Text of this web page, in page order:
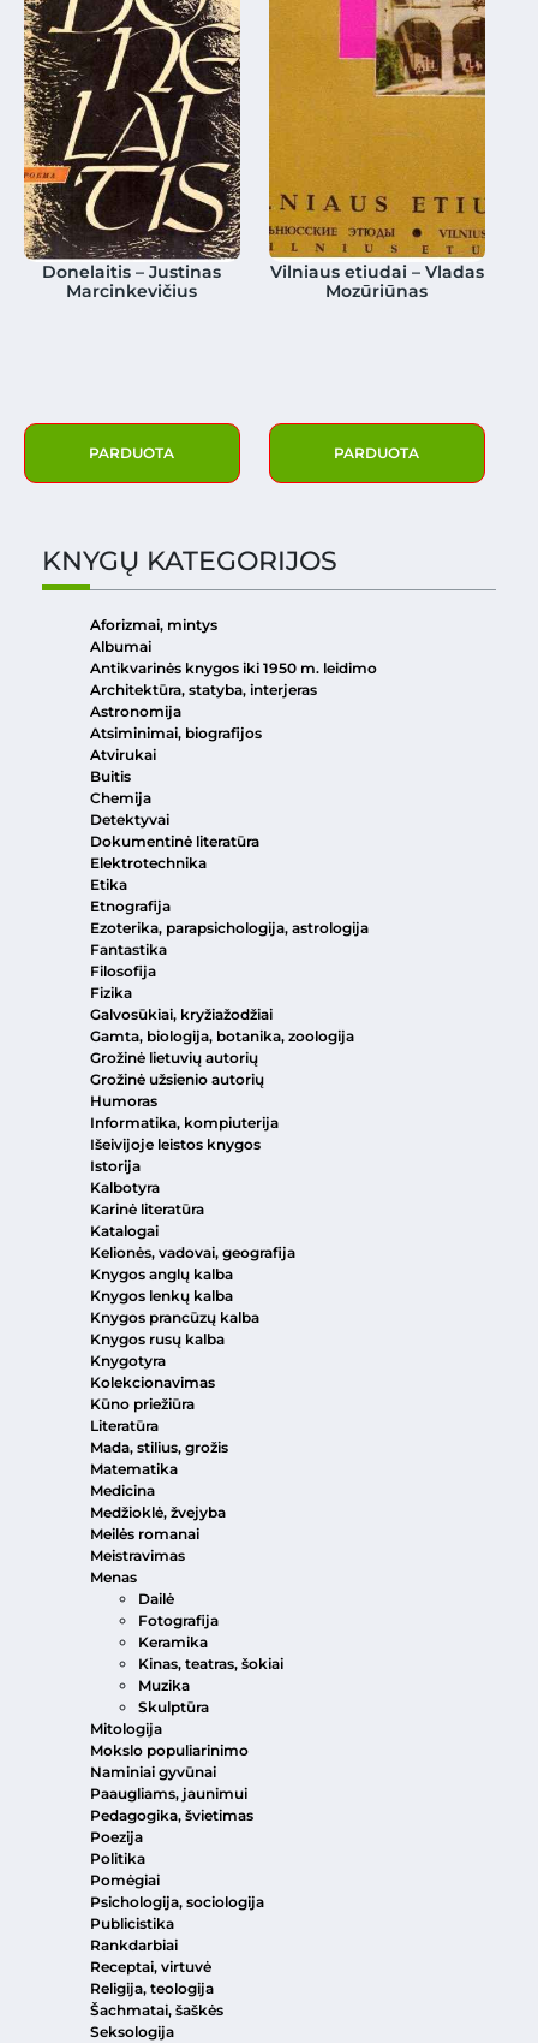
Donelaitis – Justinas
Marcinkevičius
PARDUOTA
Vilniaus etiudai – Vladas
Mozūriūnas
PARDUOTA
KNYGŲ KATEGORIJOS
Aforizmai, mintys
Albumai
Antikvarinės knygos iki 1950 m. leidimo
Architektūra, statyba, interjeras
Astronomija
Atsiminimai, biografijos
Atvirukai
Buitis
Chemija
Detektyvai
Dokumentinė literatūra
Elektrotechnika
Etika
Etnografija
Ezoterika, parapsichologija, astrologija
Fantastika
Filosofija
Fizika
Galvosūkiai, kryžiažodžiai
Gamta, biologija, botanika, zoologija
Grožinė lietuvių autorių
Grožinė užsienio autorių
Humoras
Informatika, kompiuterija
Išeivijoje leistos knygos
Istorija
Kalbotyra
Karinė literatūra
Katalogai
Kelionės, vadovai, geografija
Knygos anglų kalba
Knygos lenkų kalba
Knygos prancūzų kalba
Knygos rusų kalba
Knygotyra
Kolekcionavimas
Kūno priežiūra
Literatūra
Mada, stilius, grožis
Matematika
Medicina
Medžioklė, žvejyba
Meilės romanai
Meistravimas
Menas
Dailė
Fotografija
Keramika
Kinas, teatras, šokiai
Muzika
Skulptūra
Mitologija
Mokslo populiarinimo
Naminiai gyvūnai
Paaugliams, jaunimui
Pedagogika, švietimas
Poezija
Politika
Pomėgiai
Psichologija, sociologija
Publicistika
Rankdarbiai
Receptai, virtuvė
Religija, teologija
Šachmatai, šaškės
Seksologija